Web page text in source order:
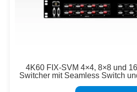
4K60 FIX-SVM 4×4, 8×8 und
Switcher mit Seamless Switch